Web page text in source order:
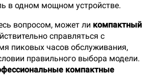
в одном мощном устройстве.
вопросом, может ли компактный
справляться с
пиковых часов обслуживания,
правильного выбора модели.
компактные